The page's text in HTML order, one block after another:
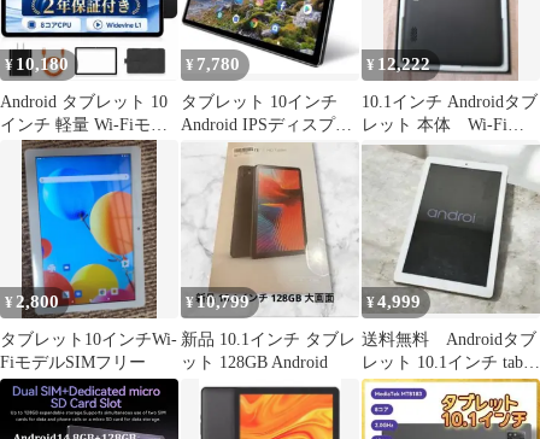
¥ 10,180
Android タブレット 10
インチ 軽量 Wi-Fiモデ
ル 12GB+128
¥ 7,780
タブレット 10インチ
Android IPSディスプレ
イ
¥ 12,222
10.1インチ Androidタブ
レット 本体 Wi-Fi専
用タブレット
¥2,800
タブレット10インチWi-
FiモデルSIMフリー
¥10,799
新品 10.1インチ タブレ
ット 128GB Android
¥4,999
送料無料 Androidタブ
レット 10.1インチ tablet
pc